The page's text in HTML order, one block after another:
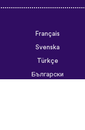
Français
Svenska
Türkçe
Български